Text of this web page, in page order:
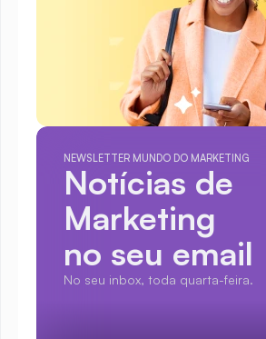
NEWSLETTER MUNDO DO MARKETING
Notícias de
Marketing
no seu email
No seu inbox, toda quarta-feira.